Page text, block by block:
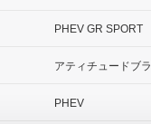
PHEV GR SPORT
アティチュードブ
PHEV